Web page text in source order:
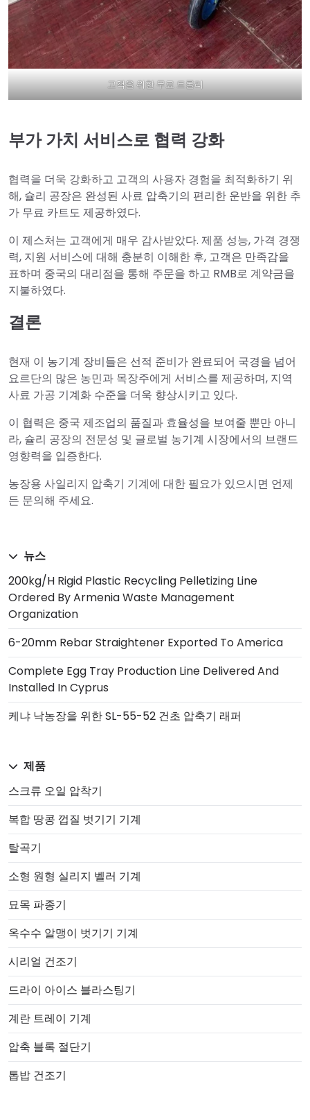
고객을 위한 무료 트롤리
부가 가치 서비스로 협력 강화
협력을 더욱 강화하고 고객의 사용자 경험을 최적화하기 위
해, 슐리 공장은 완성된 사료 압축기의 편리한 운반을 위한 추
가 무료 카트도 제공하였다.
이 제스처는 고객에게 매우 감사받았다. 제품 성능, 가격 경쟁
력, 지원 서비스에 대해 충분히 이해한 후, 고객은 만족감을
표하며 중국의 대리점을 통해 주문을 하고 RMB로 계약금을
지불하였다.
결론
현재 이 농기계 장비들은 선적 준비가 완료되어 국경을 넘어
요르단의 많은 농민과 목장주에게 서비스를 제공하며, 지역
사료 가공 기계화 수준을 더욱 향상시키고 있다.
이 협력은 중국 제조업의 품질과 효율성을 보여줄 뿐만 아니
라, 슐리 공장의 전문성 및 글로벌 농기계 시장에서의 브랜드
영향력을 입증한다.
농장용 사일리지 압축기 기계에 대한 필요가 있으시면 언제
든 문의해 주세요.
뉴스
200kg/h Rigid Plastic Recycling Pelletizing Line
Ordered By Armenia Waste Management
Organization
6-20mm Rebar Straightener Exported To America
Complete Egg Tray Production Line Delivered And
Installed In Cyprus
케냐 낙농장을 위한 SL-55-52 건초 압축기 래퍼
제품
스크류 오일 압착기
복합 땅콩 껍질 벗기기 기계
탈곡기
소형 원형 실리지 벨러 기계
묘목 파종기
옥수수 알맹이 벗기기 기계
시리얼 건조기
드라이 아이스 블라스팅기
계란 트레이 기계
압축 블록 절단기
톱밥 건조기